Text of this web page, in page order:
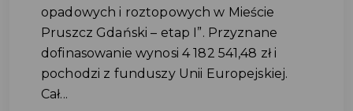
opadowych i roztopowych w Mieście
Pruszcz Gdański – etap I”. Przyznane
dofinasowanie wynosi 4 182 541,48 zł i
pochodzi z funduszy Unii Europejskiej.
Cał...